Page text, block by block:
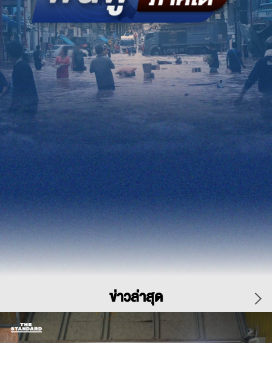
ข่าวล่าสุด